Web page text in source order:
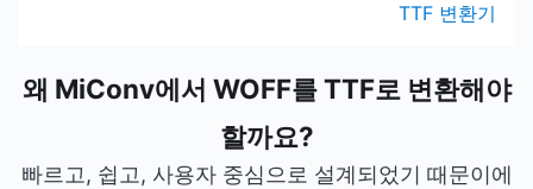
TTF 변환기
왜 MiConv에서 WOFF를 TTF로 변환해야
할까요?
빠르고, 쉽고, 사용자 중심으로 설계되었기 때문이에